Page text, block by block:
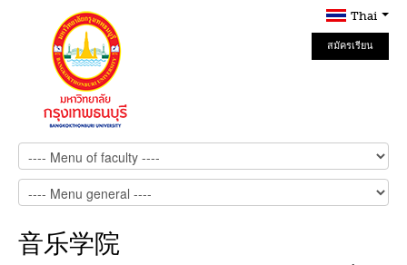
Thai
สมัครเรียน
Online
音乐学院